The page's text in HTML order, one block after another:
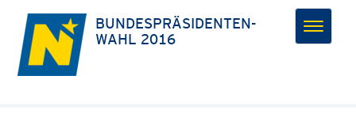
BUNDESPRÄSIDENTEN­
WAHL 2016
Toggle